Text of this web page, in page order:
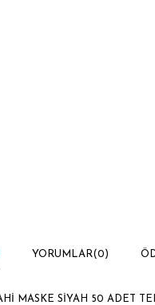
YORUMLAR(0)
MASKE SİYAH 50 ADET